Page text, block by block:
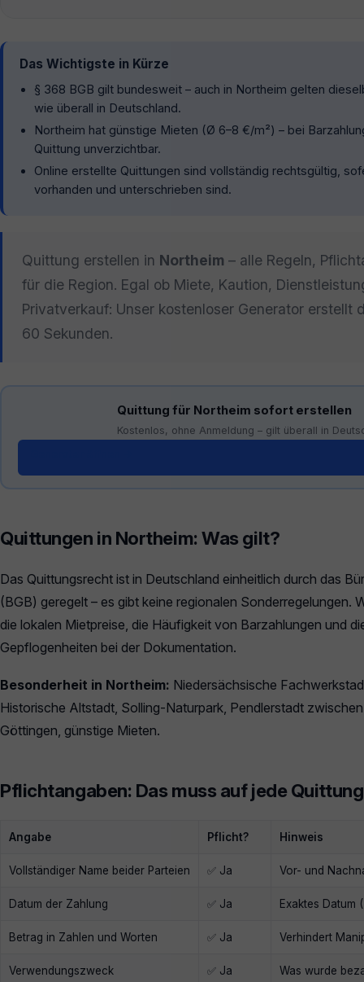
Das Wichtigste in Kürze
§ 368 BGB gilt bundesweit – auch in Northeim gelten
wie überall in Deutschland.
Northeim hat günstige Mieten (Ø 6–8 €/m²) – bei
Quittung unverzichtbar.
Online erstellte Quittungen sind vollständig rechtsgültig,
vorhanden und unterschrieben sind.
Quittung erstellen in Northeim – alle Regeln,
für die Region. Egal ob Miete, Kaution,
Privatverkauf: Unser kostenloser Generator erstellt
60 Sekunden.
Quittung für Northeim sofort erstellen
Kostenlos, ohne Anmeldung – gilt überall in
Quittungen in Northeim: Was gilt?
Das Quittungsrecht ist in Deutschland einheitlich durch das
(BGB) geregelt – es gibt keine regionalen Sonderregelungen.
die lokalen Mietpreise, die Häufigkeit von Barzahlungen und
Gepflogenheiten bei der Dokumentation.
Besonderheit in Northeim: Niedersächsische
Historische Altstadt, Solling-Naturpark, Pendlerstadt
Göttingen, günstige Mieten.
Pflichtangaben: Das muss auf jede Quittung
Angabe Pflicht? Hinweis
Vollständiger Name beider Parteien ✅ Ja Vor- und
Datum der Zahlung ✅ Ja Exaktes Datum
Betrag in Zahlen und Worten ✅ Ja Verhindert
Verwendungszweck ✅ Ja Was wurde